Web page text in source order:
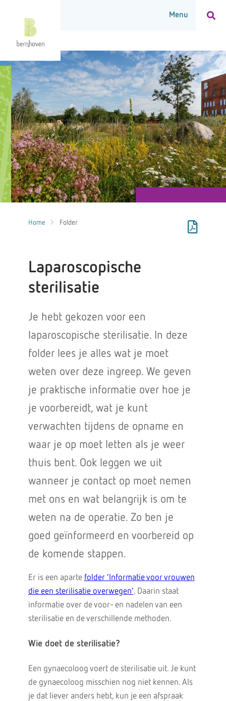
Home Folder
Laparoscopische
sterilisatie
Je hebt gekozen voor een
laparoscopische sterilisatie. In deze
folder lees je alles wat je moet
weten over deze ingreep. We geven
je praktische informatie over hoe je
je voorbereidt, wat je kunt
verwachten tijdens de opname en
waar je op moet letten als je weer
thuis bent. Ook leggen we uit
wanneer je contact op moet nemen
met ons en wat belangrijk is om te
weten na de operatie. Zo ben je
goed geïnformeerd en voorbereid op
de komende stappen.
Er is een aparte folder ‘Informatie voor vrouwen
die een sterilisatie overwegen’. Daarin staat
informatie over de voor- en nadelen van een
sterilisatie en de verschillende methoden.
Wie doet de sterilisatie?
Een gynaecoloog voert de sterilisatie uit. Je kunt
de gynaecoloog misschien nog niet kennen. Als
je dat liever anders hebt, kun je een afspraak